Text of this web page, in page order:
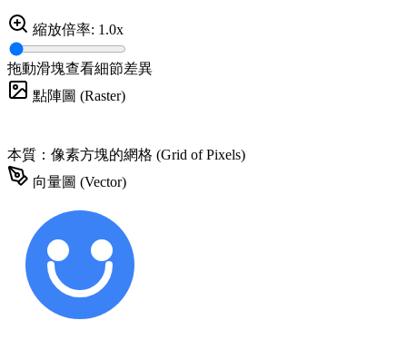
縮放倍率: 1.0x
拖動滑塊查看細節差異
點陣圖 (Raster)
本質：像素方塊的網格 (Grid of Pixels)
向量圖 (Vector)